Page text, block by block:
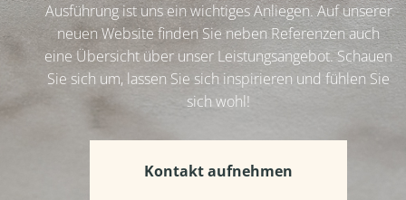
Ausführung ist uns ein wichtiges Anliegen. Auf unserer
neuen Website finden Sie neben Referenzen auch
eine Übersicht über unser Leistungsangebot. Schauen
Sie sich um, lassen Sie sich inspirieren und fühlen Sie
sich wohl!
Kontakt aufnehmen